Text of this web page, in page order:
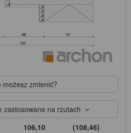
możesz zmienić?
zastosowane na rzutach
106,10
(108,46)